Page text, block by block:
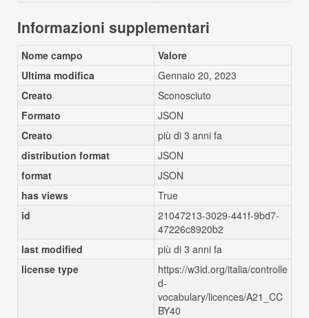
Informazioni supplementari
Nome campo
Valore
Ultima modifica
Gennaio 20, 2023
Creato
Sconosciuto
Formato
JSON
Creato
più di 3 anni fa
distribution format
JSON
format
JSON
has views
True
id
21047213-3029-441f-9bd7-
47226c8920b2
last modified
più di 3 anni fa
license type
https://w3id.org/italia/controlle
d-
vocabulary/licences/A21_CC
BY40